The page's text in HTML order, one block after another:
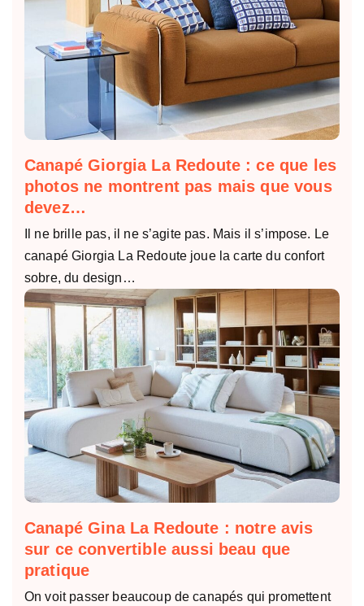
Canapé Giorgia La Redoute : ce que les
photos ne montrent pas mais que vous
devez…
Il ne brille pas, il ne s’agite pas. Mais il s’impose. Le
canapé Giorgia La Redoute joue la carte du confort
sobre, du design…
Canapé Gina La Redoute : notre avis
sur ce convertible aussi beau que
pratique
On voit passer beaucoup de canapés qui promettent